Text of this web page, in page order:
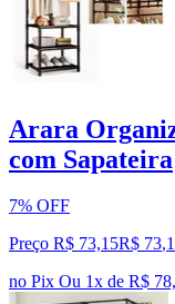
Arara
com Sapateira
7% OFF
Preço R$ 73,15R$ 73,
no Pix Ou 1x de R$